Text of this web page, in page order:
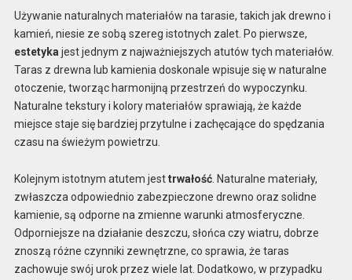
Używanie naturalnych materiałów na tarasie, takich jak drewno i
kamień, niesie ze sobą szereg istotnych zalet. Po pierwsze,
estetyka jest jednym z najważniejszych atutów tych materiałów.
Taras z drewna lub kamienia doskonale wpisuje się w naturalne
otoczenie, tworząc harmonijną przestrzeń do wypoczynku.
Naturalne tekstury i kolory materiałów sprawiają, że każde
miejsce staje się bardziej przytulne i zachęcające do spędzania
czasu na świeżym powietrzu.
Kolejnym istotnym atutem jesttrwałość. Naturalne materiały,
zwłaszcza odpowiednio zabezpieczone drewno oraz solidne
kamienie, są odporne na zmienne warunki atmosferyczne.
Odporniejsze na działanie deszczu, słońca czy wiatru, dobrze
znoszą różne czynniki zewnętrzne, co sprawia, że taras
zachowuje swój urok przez wiele lat. Dodatkowo, w przypadku